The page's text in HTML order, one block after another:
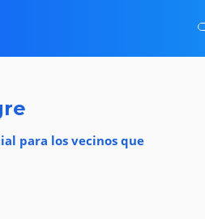
para los vecinos que